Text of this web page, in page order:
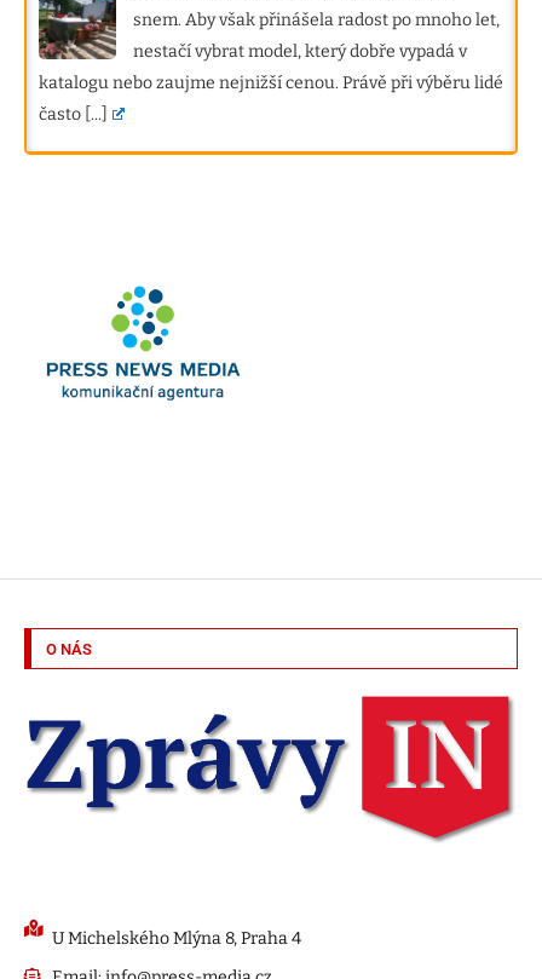
snem. Aby však přinášela radost po mnoho let,
nestačí vybrat model, který dobře vypadá v
katalogu nebo zaujme nejnižší cenou. Právě při výběru lidé
často [...]
O NÁS
U Michelského Mlýna 8, Praha 4